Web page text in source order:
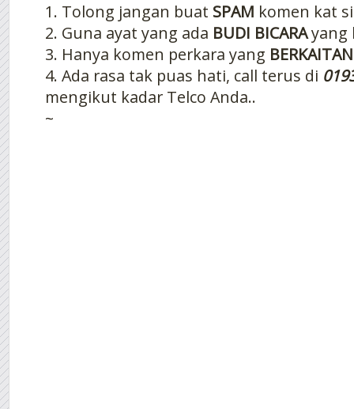
1. Tolong jangan buat SPAM komen kat
2. Guna ayat yang ada BUDI BICARAyang
3. Hanya komen perkara yang BERKAITAN
4. Ada rasa tak puas hati, call terus di
mengikut kadar Telco Anda..
~